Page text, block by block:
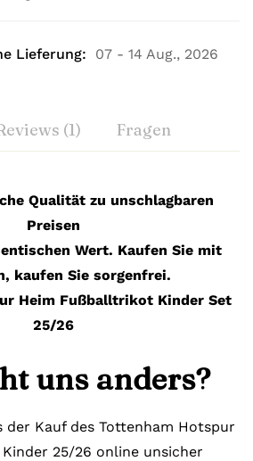
Lieferung: 07 - 14 Aug., 2026
(1) Fragen
Qualität zu unschlagbaren
Preisen
Wert. Kaufen Sie mit
kaufen Sie sorgenfrei.
Heim Fußballtrikot Kinder Set
25/26
uns anders?
der Kauf des Tottenham Hotspur
25/26 online unsicher